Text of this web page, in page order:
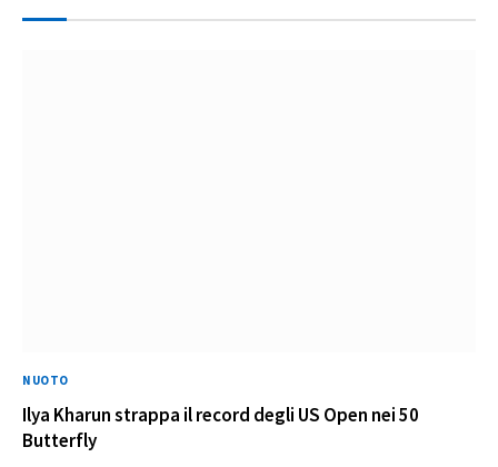
NUOTO
Ilya Kharun strappa il record degli US Open nei 50
Butterfly